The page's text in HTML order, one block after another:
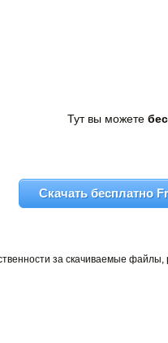
Тут вы можете
Скачать бесплатно
за скачиваемые